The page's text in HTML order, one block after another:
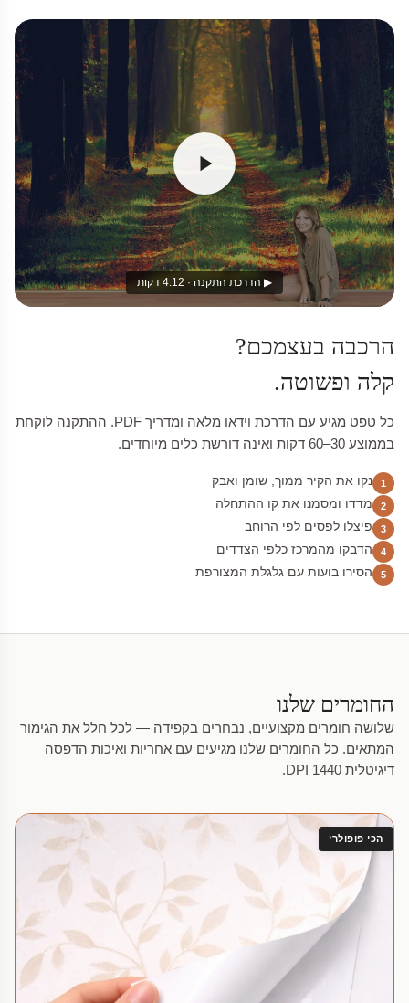
▶ הדרכת התקנה · 4:12 דקות
הרכבה בעצמכם?
קלה ופשוטה.
כל טפט מגיע עם הדרכת וידאו מלאה ומדריך PDF. ההתקנה לוקחת
בממוצע 30–60 דקות ואינה דורשת כלים מיוחדים.
1 נקו את הקיר ממוך, שומן ואבק
2 מדדו ומסמנו את קו ההתחלה
3 פיצלו לפסים לפי הרוחב
4 הדבקו מהמרכז כלפי הצדדים
5 הסירו בועות עם גלגלת המצורפת
החומרים שלנו
שלושה חומרים מקצועיים, נבחרים בקפידה — לכל חלל את הגימור
המתאים. כל החומרים שלנו מגיעים עם אחריות ואיכות הדפסה
דיגיטלית 1440 DPI.
הכי פופולרי